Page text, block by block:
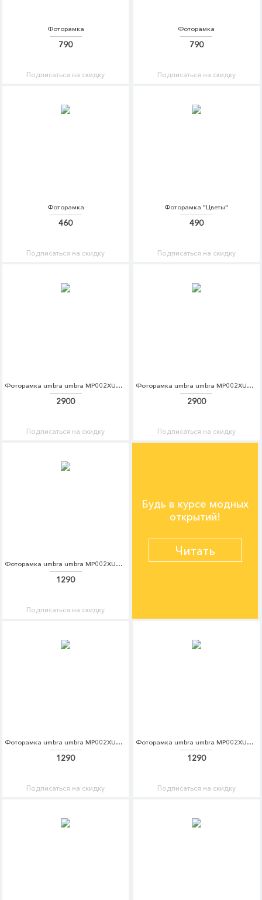
Фоторамка
790
Подписаться на скидку
Фоторамка
790
Подписаться на скидку
Фоторамка
460
Подписаться на скидку
Фоторамка "Цветы"
490
Подписаться на скидку
Фоторамка umbra umbra MP002XU0E7NX
2900
Подписаться на скидку
Фоторамка umbra umbra MP002XU0E7R6
2900
Подписаться на скидку
Фоторамка umbra umbra MP002XU0E7ZK
1290
Подписаться на скидку
Будь в курсе модных
открытий!
Читать
Фоторамка umbra umbra MP002XU0E7ZL
1290
Подписаться на скидку
Фоторамка umbra umbra MP002XU0E7ZM
1290
Подписаться на скидку